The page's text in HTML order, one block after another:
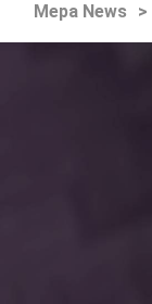
Mepa News >